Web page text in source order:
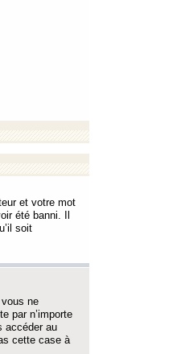
et votre mot
été banni. Il
soit
ne
par n’importe
accéder au
cette case à